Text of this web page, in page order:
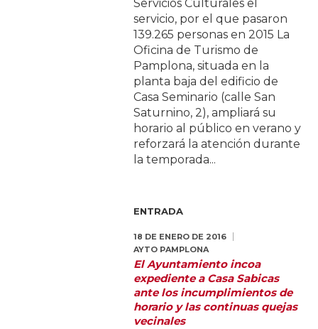
Servicios Culturales el
servicio, por el que pasaron
139.265 personas en 2015 La
Oficina de Turismo de
Pamplona, situada en la
planta baja del edificio de
Casa Seminario (calle San
Saturnino, 2), ampliará su
horario al público en verano y
reforzará la atención durante
la temporada...
ENTRADA
18 DE ENERO DE 2016
AYTO PAMPLONA
El Ayuntamiento incoa
expediente a Casa Sabicas
ante los incumplimientos de
horario y las continuas quejas
vecinales